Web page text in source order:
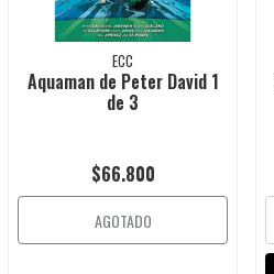
ECC
Aquaman de Peter David 1
de 3
$66.800
AGOTADO